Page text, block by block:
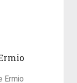
Ermio